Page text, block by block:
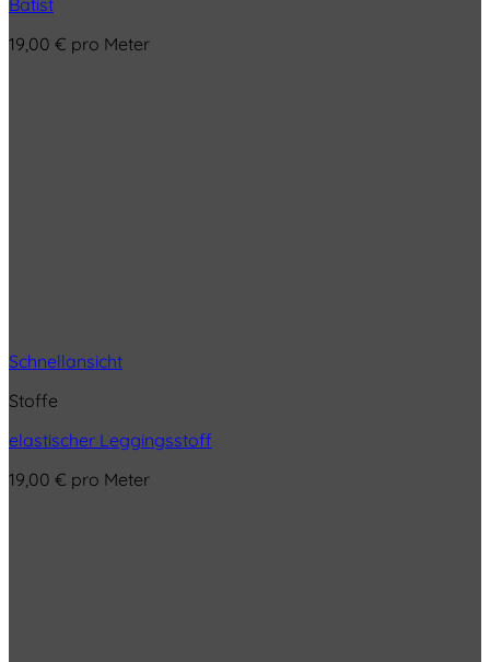
Batist
19,00 € pro Meter
Schnellansicht
Stoffe
elastischer Leggingsstoff
19,00 € pro Meter